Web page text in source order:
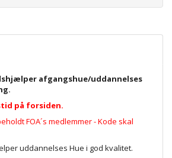
afgangshue/uddannelses
på forsiden.
FOA´s medlemmer - Kode skal
uddannelses Hue i god kvalitet.